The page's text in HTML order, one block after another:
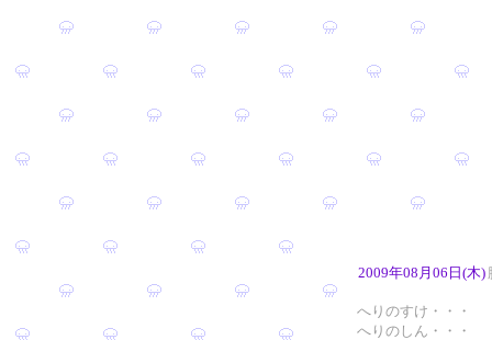
2009年08月06日(木)
へりのすけ・・・
へりのしん・・・